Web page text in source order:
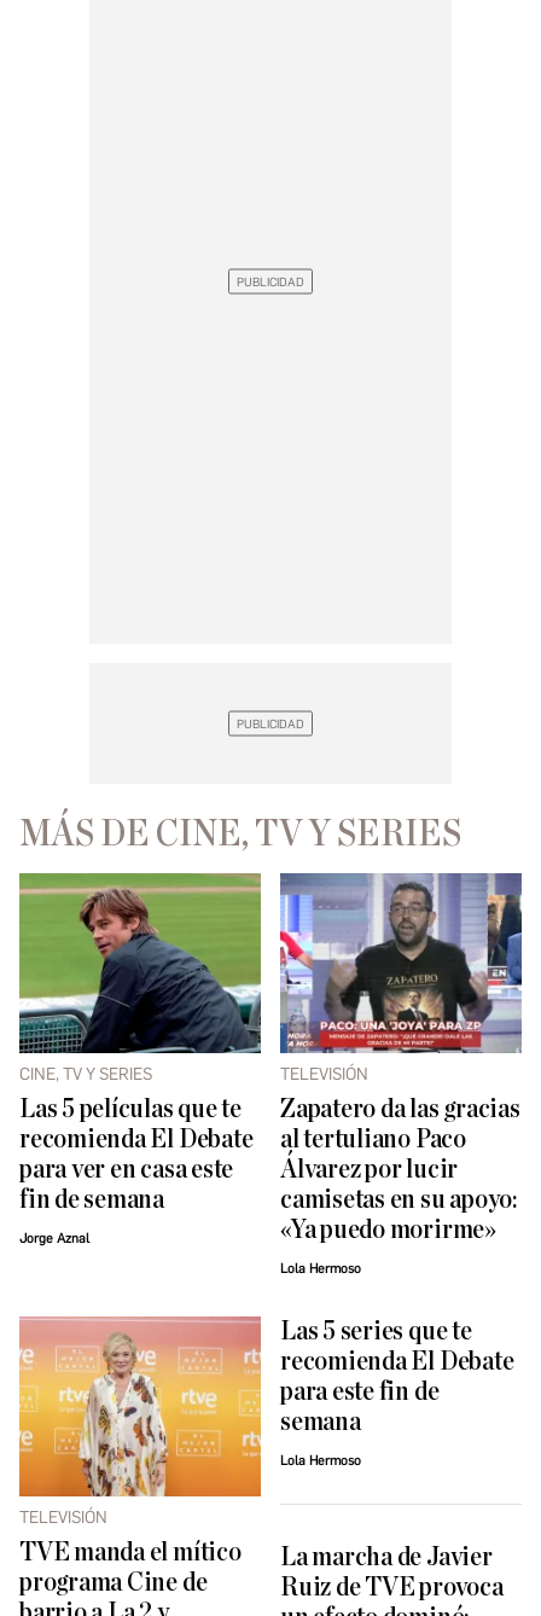
MÁS DE CINE, TV Y SERIES
CINE, TV Y SERIES
Las 5 películas que te
recomienda El Debate
para ver en casa este
fin de semana
Jorge Aznal
TELEVISIÓN
Zapatero da las gracias
al tertuliano Paco
Álvarez por lucir
camisetas en su apoyo:
«Ya puedo morirme»
Lola Hermoso
TELEVISIÓN
TVE manda el mítico
programa Cine de
Las 5 series que te
recomienda El Debate
para este fin de
semana
Lola Hermoso
La marcha de Javier
Ruiz de TVE provoca